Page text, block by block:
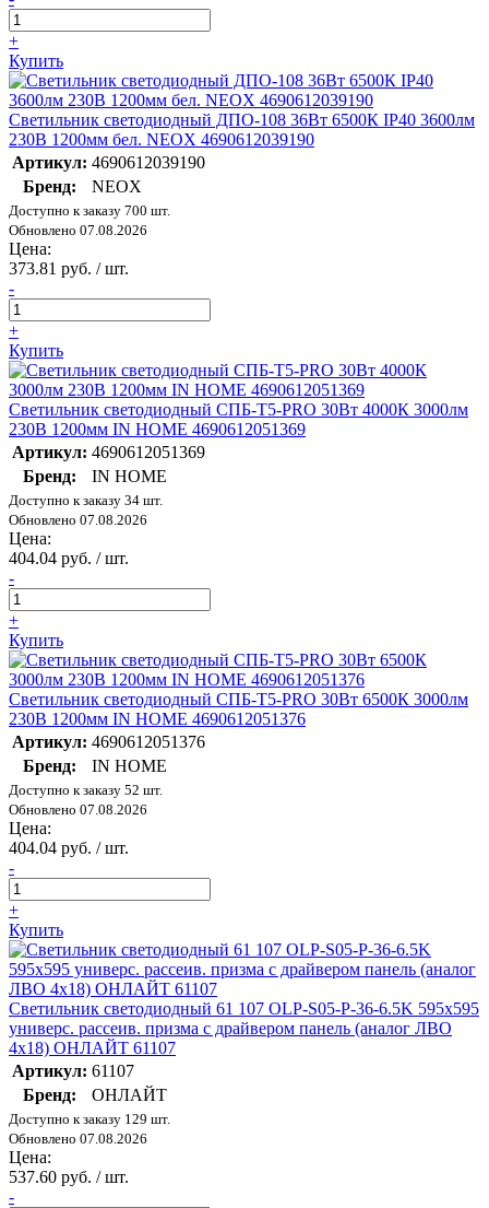
+
Купить
Светильник светодиодный ДПО-108 36Вт 6500К IP40 3600лм
230В 1200мм бел. NEOX 4690612039190
Артикул: 4690612039190
Бренд:
NEOX
Доступно к заказу 700 шт.
Обновлено 07.08.2026
Цена:
373.81 руб. / шт.
-
+
Купить
Светильник светодиодный СПБ-Т5-PRO 30Вт 4000К 3000лм
230В 1200мм IN HOME 4690612051369
Артикул: 4690612051369
Бренд:
IN HOME
Доступно к заказу 34 шт.
Обновлено 07.08.2026
Цена:
404.04 руб. / шт.
-
+
Купить
Светильник светодиодный СПБ-Т5-PRO 30Вт 6500К 3000лм
230В 1200мм IN HOME 4690612051376
Артикул: 4690612051376
Бренд:
IN HOME
Доступно к заказу 52 шт.
Обновлено 07.08.2026
Цена:
404.04 руб. / шт.
-
+
Купить
Светильник светодиодный 61 107 OLP-S05-P-36-6.5K 595х595
универс. рассеив. призма с драйвером панель (аналог ЛВО
4х18) ОНЛАЙТ 61107
Артикул: 61107
Бренд:
ОНЛАЙТ
Доступно к заказу 129 шт.
Обновлено 07.08.2026
Цена:
537.60 руб. / шт.
-